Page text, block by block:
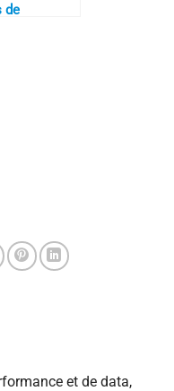
de
et de data,